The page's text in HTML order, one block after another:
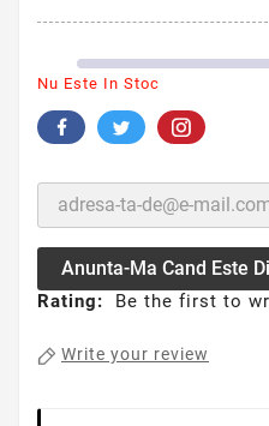
Nu Este In Stoc
Anunta-Ma Cand Este
Rating: Be the first to
Write your review